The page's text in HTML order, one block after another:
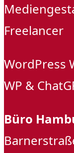
Freelancer
WordPress
WP &
Büro